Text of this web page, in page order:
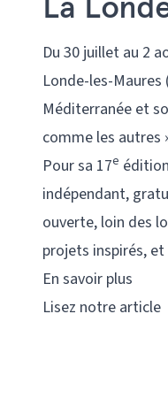
Du 30 juillet au 2
Londe-les-
Méditerranée et
comme les autres
Pour sa 17e
indépendant,
ouverte, loin des
projets inspirés,
En savoir plus
Lisez notre article